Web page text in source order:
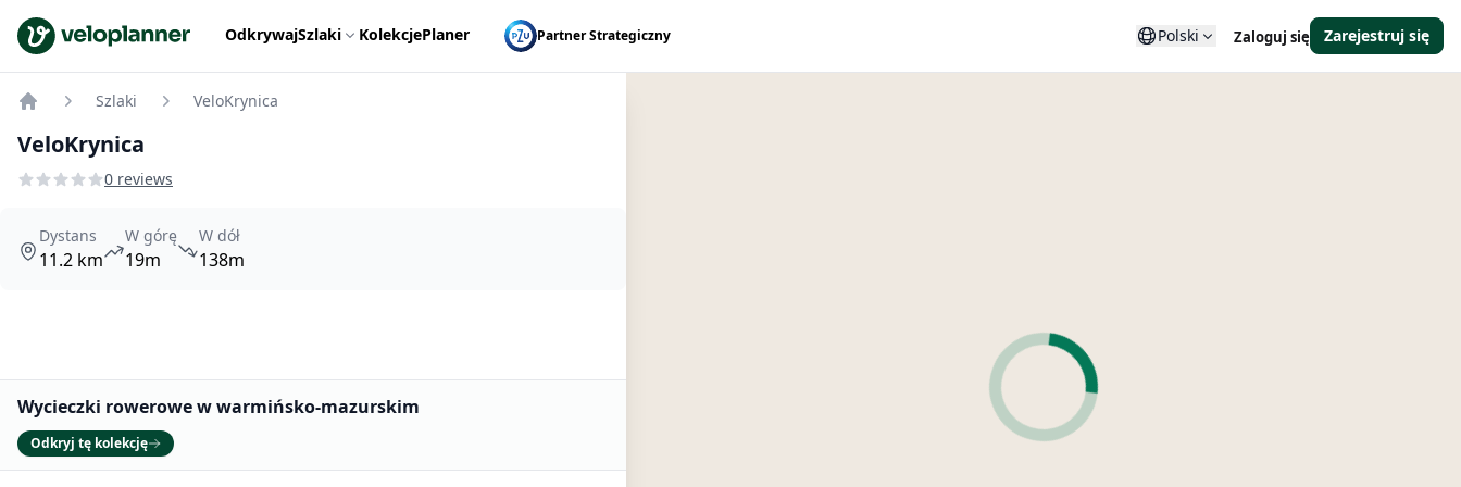
VeloPlanner OdkrywajSzlaki KolekcjePlaner Partner Strategiczny Polski Zaloguj się Zarejestruj się
Szlaki VeloKrynica
VeloKrynica
0 reviews
Dystans
11.2 km
W górę
19m
W dół
138m
Promowane
Wycieczki rowerowe w warmińsko-mazurskim
Odkryj tę kolekcję